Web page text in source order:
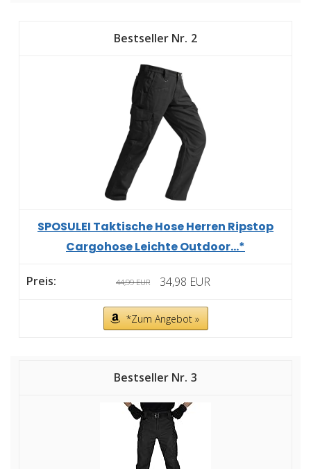
2
SPOSULEI Taktische Hose Herren Ripstop
Cargohose Leichte Outdoor...*
44,99 EUR 34,98 EUR
*Zum Angebot »
3